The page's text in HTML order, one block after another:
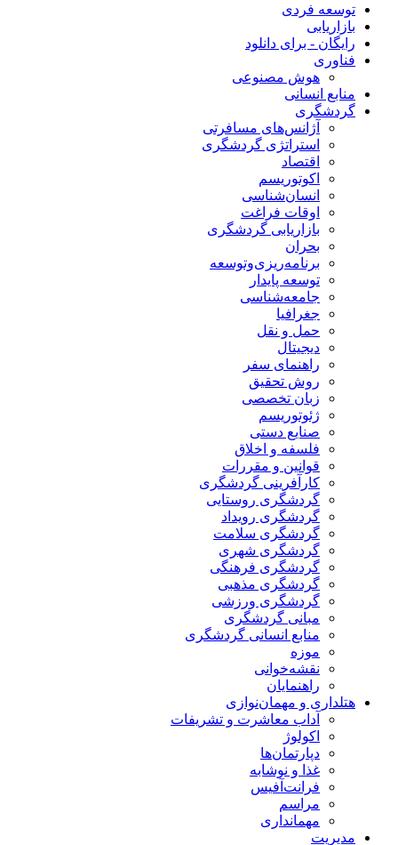
توسعه فردی
بازاریابی
رایگان - برای دانلود
فناوری
هوش مصنوعی
منابع انسانی
گردشگری
آژانس‌های مسافرتی
استراتژی گردشگری
اقتصاد
اکوتوریسم
انسان‌شناسی
اوقات فراغت
بازاریابی گردشگری
بحران
برنامه‌ریزی‌وتوسعه
توسعه پایدار
جامعه‌شناسی
جغرافیا
حمل و نقل
دیجیتال
راهنمای سفر
روش تحقیق
زبان تخصصی
ژئوتوریسم
صنایع دستی
فلسفه و اخلاق
قوانین و مقررات
کارآفرینی گردشگری
گردشگری روستایی
گردشگری رویداد
گردشگری سلامت
گردشگری شهری
گردشگری فرهنگی
گردشگری مذهبی
گردشگری ورزشی
مبانی گردشگری
منابع انسانی گردشگری
موزه
نقشه‌خوانی
راهنمایان
هتلداری و مهمان‌نوازی
آداب معاشرت و تشریفات
اکولوژ
دپارتمان‌ها
غذا و نوشابه
فرانت‌آفیس
مراسم
مهمانداری
مدیریت